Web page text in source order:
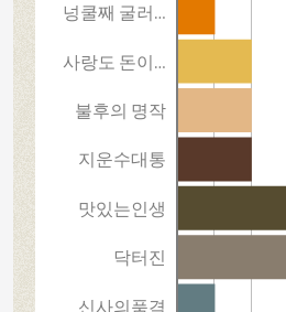
넝쿨째 굴러…
사랑도 돈이…
불후의 명작
지운수대통
맛있는인생
닥터진
신사의품격